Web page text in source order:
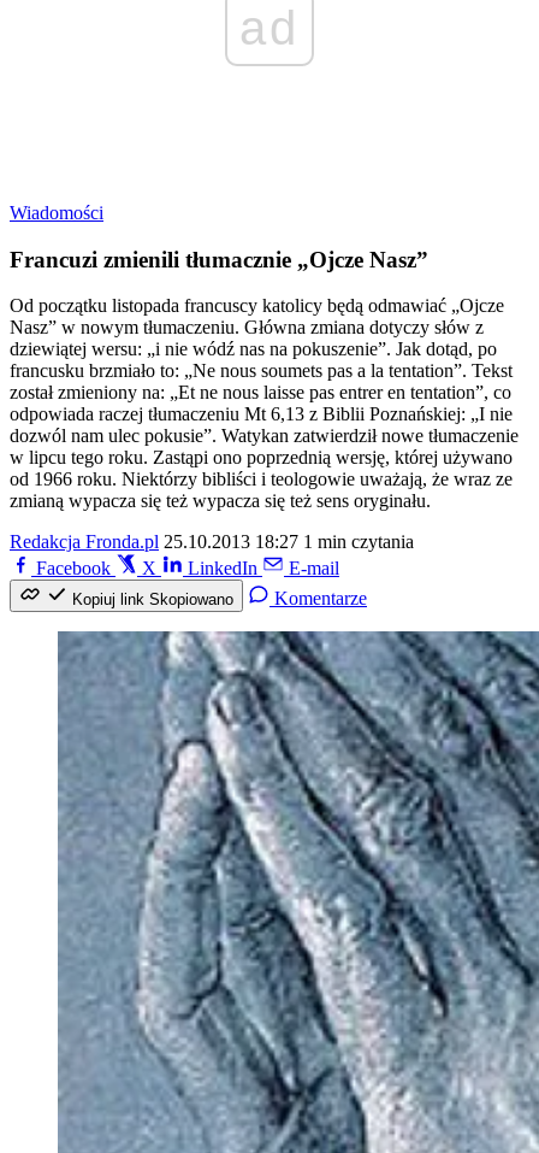
ad
Wiadomości
Francuzi zmienili tłumacznie „Ojcze Nasz”
Od początku listopada francuscy katolicy będą odmawiać „Ojcze
Nasz” w nowym tłumaczeniu. Główna zmiana dotyczy słów z
dziewiątej wersu: „i nie wódź nas na pokuszenie”. Jak dotąd, po
francusku brzmiało to: „Ne nous soumets pas a la tentation”. Tekst
został zmieniony na: „Et ne nous laisse pas entrer en tentation”, co
odpowiada raczej tłumaczeniu Mt 6,13 z Biblii Poznańskiej: „I nie
dozwól nam ulec pokusie”. Watykan zatwierdził nowe tłumaczenie
w lipcu tego roku. Zastąpi ono poprzednią wersję, której używano
od 1966 roku. Niektórzy bibliści i teologowie uważają, że wraz ze
zmianą wypacza się też wypacza się też sens oryginału.
Redakcja Fronda.pl 25.10.2013 18:27 1 min czytania
Facebook
X LinkedIn E-mail
Kopiuj link Skopiowano Komentarze